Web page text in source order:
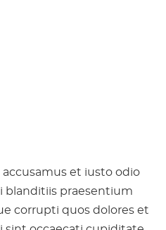
accusamus et iusto odio
blanditiis praesentium
corrupti quos dolores et